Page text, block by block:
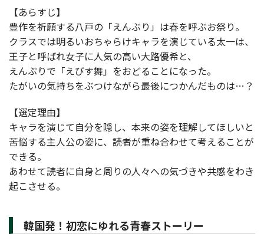
【あらすじ】
豊作を祈願する八戸の「えんぶり」は春を呼ぶお祭り。
クラスでは明るいおちゃらけキャラを演じている太一は、
王子と呼ばれ女子に人気の高い大路優希と、
えんぶりで「えびす舞」をおどることになった。
たがいの気持ちをぶつけながら最後につかんだものは…？
【選定理由】
キャラを演じて自分を隠し、本来の姿を理解してほしいと
苦悩する主人公の姿に、読者が重ね合わせて考えることが
できる。
あわせて読者に自身と周りの人々への気づきや共感をわき
起こさせる。
韓国発！初恋にゆれる青春ストーリー